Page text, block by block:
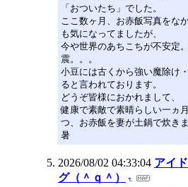
「おついたち」でした。
ここ数ヶ月、お赤飯写真をな
も気になってましたが、
今や世界のあちこちが不安定
震。。。
小豆には古くから強い魔除け
ると言われております。
どうぞ皆様におかれまして、
健康で素敵で素晴らしい一ヵ
つ、お赤飯を妻が土鍋で炊きま
暑
2026/08/02 04:33:04 アイ
グ（＾ｑ＾）